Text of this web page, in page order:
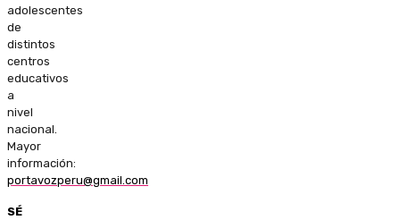
adolescentes
de
distintos
centros
educativos
a
nivel
nacional.
Mayor
información:
portavozperu@gmail.com
SÉ